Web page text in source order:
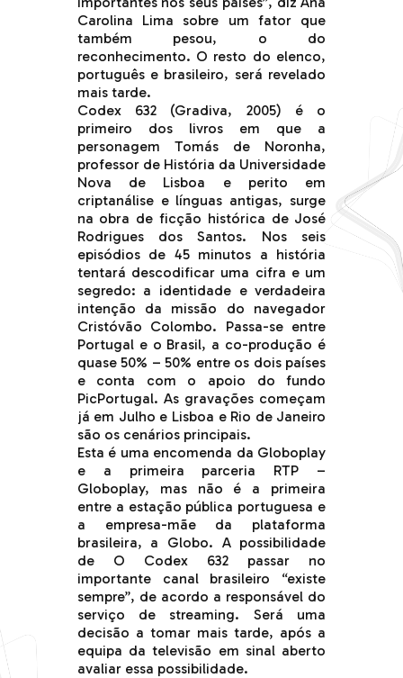
Carolina Lima sobre um fator que
também pesou, o do
reconhecimento. O resto do elenco,
português e brasileiro, será revelado
mais tarde.
Codex 632 (Gradiva, 2005) é o
primeiro dos livros em que a
personagem Tomás de Noronha,
professor de História da Universidade
Nova de Lisboa e perito em
criptanálise e línguas antigas, surge
na obra de ficção histórica de José
Rodrigues dos Santos. Nos seis
episódios de 45 minutos a história
tentará descodificar uma cifra e um
segredo: a identidade e verdadeira
intenção da missão do navegador
Cristóvão Colombo. Passa-se entre
Portugal e o Brasil, a co-produção é
quase 50% – 50% entre os dois países
e conta com o apoio do fundo
PicPortugal. As gravações começam
já em Julho e Lisboa e Rio de Janeiro
são os cenários principais.
Esta é uma encomenda da Globoplay
e a primeira parceria RTP –
Globoplay, mas não é a primeira
entre a estação pública portuguesa e
a empresa-mãe da plataforma
brasileira, a Globo. A possibilidade
de O Codex 632 passar no
importante canal brasileiro “existe
sempre”, de acordo a responsável do
serviço de streaming. Será uma
decisão a tomar mais tarde, após a
equipa da televisão em sinal aberto
avaliar essa possibilidade.